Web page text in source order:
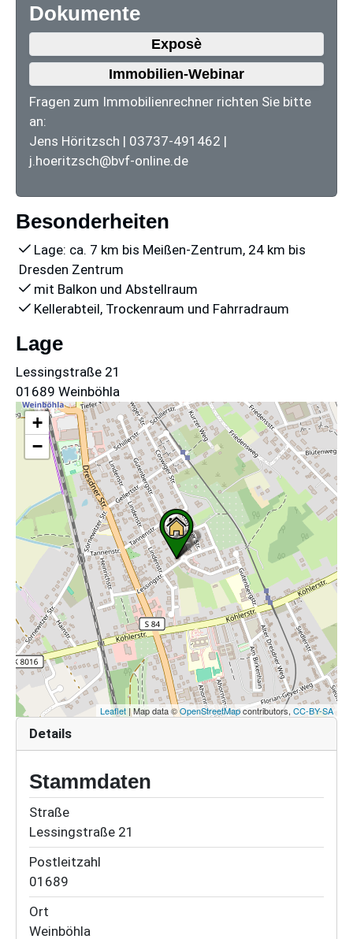
Dokumente
Exposè
Immobilien-Webinar
Fragen zum Immobilienrechner richten Sie bitte
an:
Jens Höritzsch | 03737-491462 |
j.hoeritzsch@bvf-online.de
Besonderheiten
Lage: ca. 7 km bis Meißen-Zentrum, 24 km bis
Dresden Zentrum
mit Balkon und Abstellraum
Kellerabteil, Trockenraum und Fahrradraum
Lage
Lessingstraße 21
01689 Weinböhla
+
−
Leaflet | Map data ©OpenStreetMapcontributors, CC-BY-SA
Details
Stammdaten
Straße
Lessingstraße 21
Postleitzahl
01689
Ort
Weinböhla